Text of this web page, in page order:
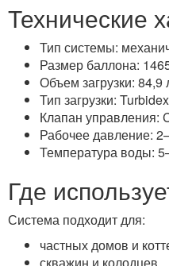
Технические
Тип системы:
Размер баллона:
Объем загрузки: 84,9
Тип загрузки: Turbidex
Клапан управления:
Рабочее давление:
Температура воды:
Где
Система подходит для:
частных домов и